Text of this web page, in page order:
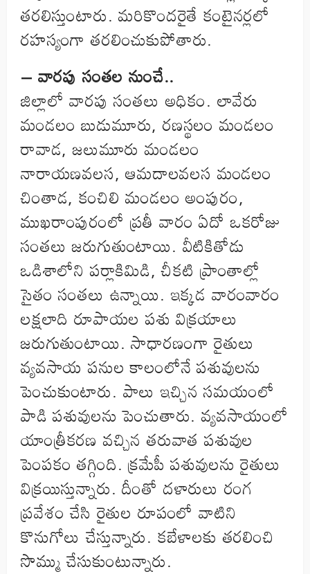
తరలిస్తుంటారు. మరికొందరైతే కంటైనర్లలో
రహస్యంగా తరలించుకుపోతారు.
– వారపు సంతల నుంచే..
జిల్లాలో వారపు సంతలు అధికం. లావేరు
మండలం బుడుమూరు, రణస్థలం మండలం
రావాడ, జలుమూరు మండలం
నారాయణవలస, ఆమదాలవలస మండలం
చింతాడ, కంచిలి మండలం అంపురం,
ముఖరాంపురంలో ప్రతీ వారం ఏదో ఒకరోజు
సంతలు జరుగుతుంటాయి. వీటికితోడు
ఒడిశాలోని పర్లాకిమిడి, చీకటి ప్రాంతాల్లో
సైతం సంతలు ఉన్నాయి. ఇక్కడ వారంవారం
లక్షలాది రూపాయల పశు విక్రయాలు
జరుగుతుంటాయి. సాధారణంగా రైతులు
వ్యవసాయ పనుల కాలంలోనే పశువులను
పెంచుకుంటారు. పాలు ఇచ్చిన సమయంలో
పాడి పశువులను పెంచుతారు. వ్యవసాయంలో
యాంత్రీకరణ వచ్చిన తరువాత పశువుల
పెంపకం తగ్గింది. క్రమేపీ పశువులను రైతులు
విక్రయిస్తున్నారు. దీంతో దళారులు రంగ
ప్రవేశం చేసి రైతుల రూపంలో వాటిని
కొనుగోలు చేస్తున్నారు. కబేళాలకు తరలించి
సొమ్ము చేసుకుంటున్నారు.